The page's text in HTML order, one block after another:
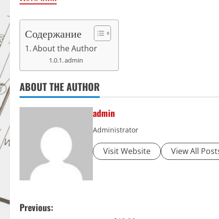
Содержание
About the Author
admin
ABOUT THE AUTHOR
admin
Administrator
Visit Website View All
P
Previous: